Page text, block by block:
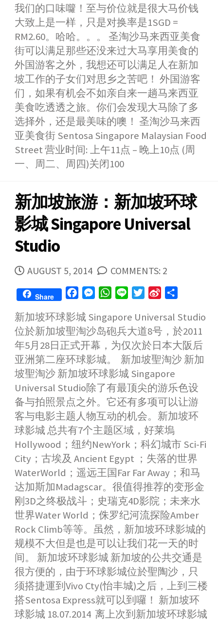
我们的口味囖！至与价位就是很大马价钱
大致上是一样，只是对换率是1SGD =
RM2.60。哈哈。。。 圣淘沙马来西亚美食
街可以满足那些还没来过大马享用美食的
外国游客之外，我想还可以满足人在新加
坡工作的子女们对思乡之苦吧！ 外国游客
们，如果有机会不如亲自来一趟马来西亚
美食吃透透之旅。你们会发现大马除了多
选择外，还是最美味的噢！ 圣淘沙马来西
亚美食街 Sentosa Singapore Malaysian Food
Street 营业时间: 上午11点 – 晚上10点 (周
一、周二、周四)关闭100
新加坡旅游：新加坡环球
影城 Singapore Universal
Studio
PUBLISHED
DATE
AUGUST 5, 2014 COMMENTS: 2
Share
c
e
b
o
o
k
s
s
e
n
g
e
r
W
a
t
s
p
p
n
e
i
t
t
e
n
a
W
e
b
o
a
r
e
新加坡环球影城 Singapore Universal Studio
位於新加坡聖淘沙岛砲兵大道8号，於2011
年5月28日正式开幕，为仅次於日本大阪后
亚洲第二座环球影城。 新加坡聖淘沙 新加
坡聖淘沙 新加坡环球影城 Singapore
Universal Studio除了有最顶尖的游乐色设
备与拍照景点之外。它还有多项可以让游
客与电影主题人物互动的机会。新加坡环
球影城 总共有7个主题区域，好莱塢
Hollywood；纽约NewYork；科幻城市 Sci-Fi
City；古埃及 Ancient Egypt ；失落的世界
WaterWorld；遥远王国Far Far Away；和马
达加斯加Madagscar。很值得推荐的变形金
刚3D之终极战斗；史瑞克4D影院；未来水
世界Water World；侏罗纪河流探险Amber
Rock Climb等等。虽然，新加坡环球影城的
规模不大但是也是可以让我们花一天的时
间。 新加坡环球影城 新加坡的公共交通是
很方便的，由于环球影城位於聖陶沙，只
须搭捷運到Vivo Cty(怡丰城)之后，上到三楼
搭Sentosa Express就可以到囉！ 新加坡环
球影城 18.07.2014 离上次到新加坡环球影城